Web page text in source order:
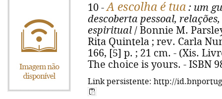
10 -A escolha é tua : um
descoberta pessoal,
espiritual / Bonnie M.
Rita Quintela ; rev. Carla
166, [5] p. ; 21 cm. - (Xis.
The choice is yours. - ISBN
Link persistente: http://